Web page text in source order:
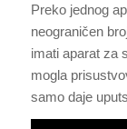
Preko jednog
neograničen
imati aparat za
mogla
samo daje